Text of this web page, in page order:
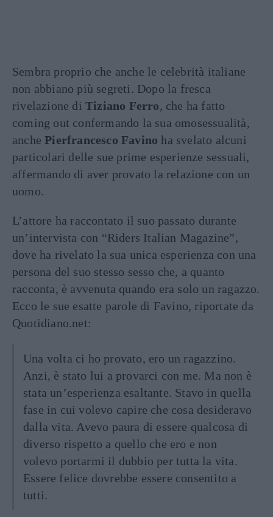
Sembra proprio che anche le celebrità italiane
non abbiano più segreti. Dopo la fresca
rivelazione di Tiziano Ferro, che ha fatto
coming out confermando la sua omosessualità,
anchePierfrancesco Favino ha svelato alcuni
particolari delle sue prime esperienze sessuali,
affermando di aver provato la relazione con un
uomo.
L’attore ha raccontato il suo passato durante
un’intervista con “Riders Italian Magazine”,
dove ha rivelato la sua unica esperienza con una
persona del suo stesso sesso che, a quanto
racconta, è avvenuta quando era solo un ragazzo.
Ecco le sue esatte parole di Favino, riportate da
Quotidiano.net:
Una volta ci ho provato, ero un ragazzino.
Anzi, è stato lui a provarci con me. Ma non è
stata un’esperienza esaltante. Stavo in quella
fase in cui volevo capire che cosa desideravo
dalla vita. Avevo paura di essere qualcosa di
diverso rispetto a quello che ero e non
volevo portarmi il dubbio per tutta la vita.
Essere felice dovrebbe essere consentito a
tutti.